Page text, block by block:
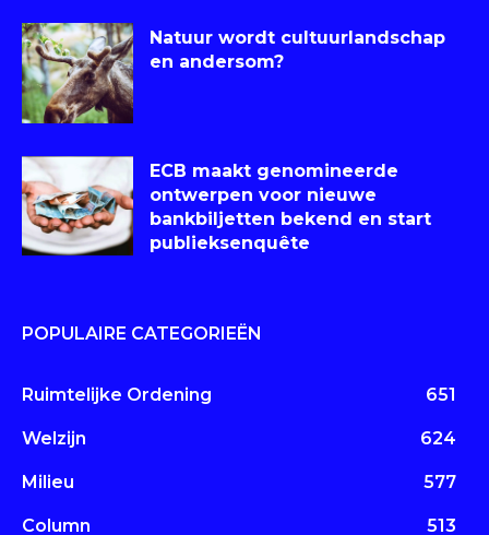
Natuur wordt cultuurlandschap
en andersom?
ECB maakt genomineerde
ontwerpen voor nieuwe
bankbiljetten bekend en start
publieksenquête
POPULAIRE CATEGORIEËN
Ruimtelijke Ordening 651
Welzijn 624
Milieu 577
Column 513